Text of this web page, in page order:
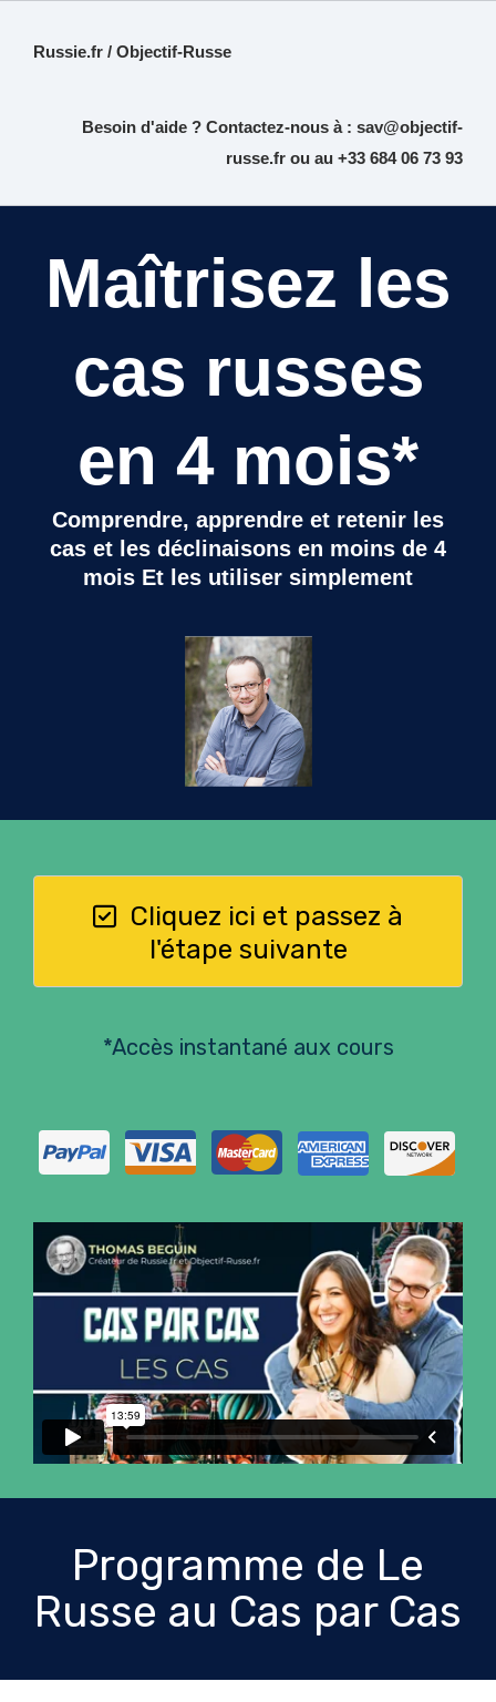
Russie.fr / Objectif-Russe
Besoin d'aide ? Contactez-nous à : sav@objectif-
russe.fr ou au +33 684 06 73 93
Maîtrisez les
cas russes
en 4 mois*
Comprendre, apprendre et retenir les
cas et les déclinaisons en moins de 4
mois Et les utiliser simplement
Cliquez ici et passez à
l'étape suivante
*Accès instantané aux cours
Programme de Le
Russe au Cas par Cas